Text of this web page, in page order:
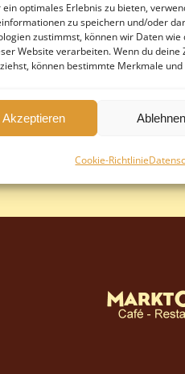
ein optimales Erlebnis zu bieten,
zu speichern und/oder
zustimmst, können wir Daten
Website verarbeiten. Wenn du
können bestimmte Merkmale
Akzeptieren Ablehnen
Cookie-Richtlinie
Portion
20. JUNI 2016 READ